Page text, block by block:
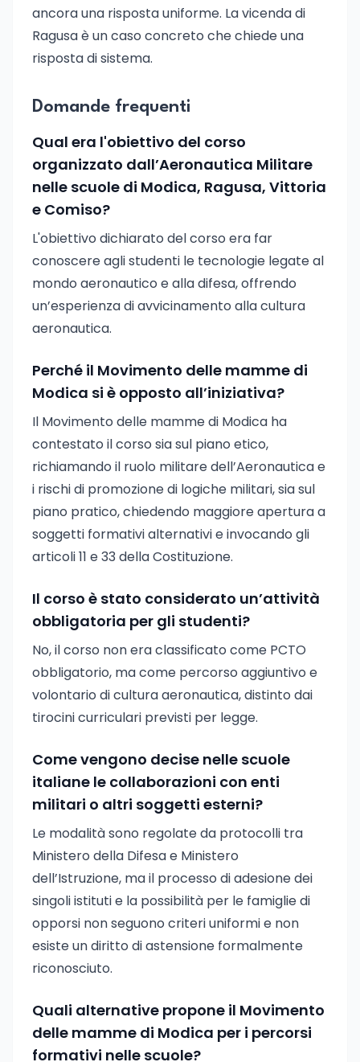
ancora una risposta uniforme. La vicenda di
Ragusa è un caso concreto che chiede una
risposta di sistema.
Domande frequenti
Qual era l'obiettivo del corso
organizzato dall’Aeronautica Militare
nelle scuole di Modica, Ragusa, Vittoria
e Comiso?
L'obiettivo dichiarato del corso era far
conoscere agli studenti le tecnologie legate al
mondo aeronautico e alla difesa, offrendo
un’esperienza di avvicinamento alla cultura
aeronautica.
Perché il Movimento delle mamme di
Modica si è opposto all’iniziativa?
Il Movimento delle mamme di Modica ha
contestato il corso sia sul piano etico,
richiamando il ruolo militare dell’Aeronautica e
i rischi di promozione di logiche militari, sia sul
piano pratico, chiedendo maggiore apertura a
soggetti formativi alternativi e invocando gli
articoli 11 e 33 della Costituzione.
Il corso è stato considerato un’attività
obbligatoria per gli studenti?
No, il corso non era classificato come PCTO
obbligatorio, ma come percorso aggiuntivo e
volontario di cultura aeronautica, distinto dai
tirocini curriculari previsti per legge.
Come vengono decise nelle scuole
italiane le collaborazioni con enti
militari o altri soggetti esterni?
Le modalità sono regolate da protocolli tra
Ministero della Difesa e Ministero
dell’Istruzione, ma il processo di adesione dei
singoli istituti e la possibilità per le famiglie di
opporsi non seguono criteri uniformi e non
esiste un diritto di astensione formalmente
riconosciuto.
Quali alternative propone il Movimento
delle mamme di Modica per i percorsi
formativi nelle scuole?